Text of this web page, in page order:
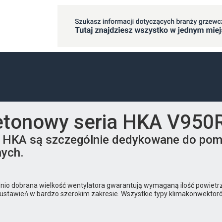
seria HKA
są szczególnie dedykowane do
dobrana wielkość wentylatora gwarantują wymaganą ilość
w bardzo szerokim zakresie. Wszystkie typy